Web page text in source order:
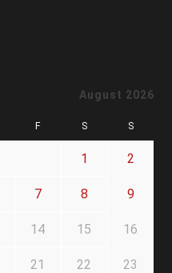
August 2026
F S S
1 2
7 8 9
14 15 16
21 22 23